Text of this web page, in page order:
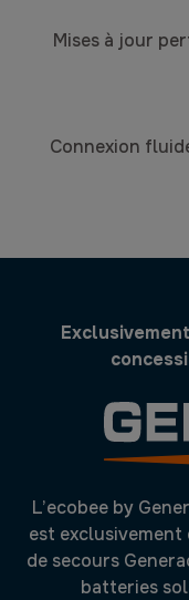
Mises à jour
Connexion
L’ecobee by
est
de secours
batteries